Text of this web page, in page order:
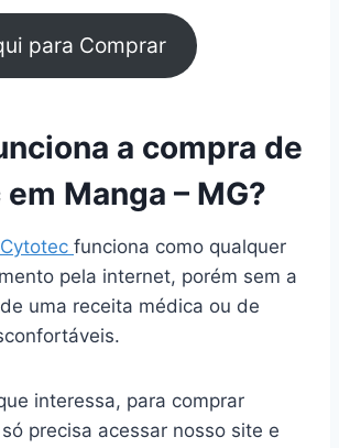
para Comprar
a compra de
Manga – MG?
funciona como qualquer
pela internet, porém sem a
uma receita médica ou de
interessa, para comprar
precisa acessar nosso site e